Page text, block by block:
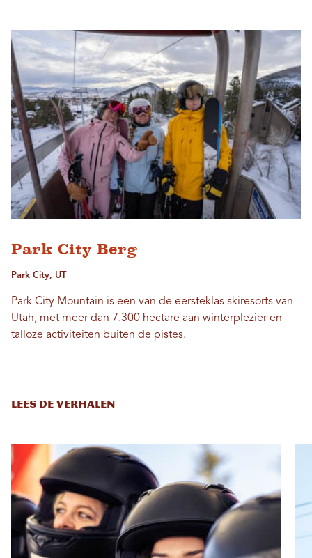
Park City Berg
Park City, UT
Park City Mountain is een van de eersteklas skiresorts van
Utah, met meer dan 7.300 hectare aan winterplezier en
talloze activiteiten buiten de pistes.
LEES DE VERHALEN